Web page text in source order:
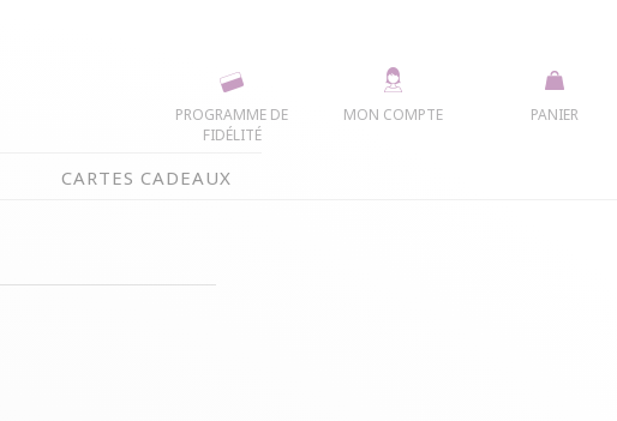
PANIER
MON COMPTE
PROGRAMME DE
FIDÉLITÉ
CARTES CADEAUX